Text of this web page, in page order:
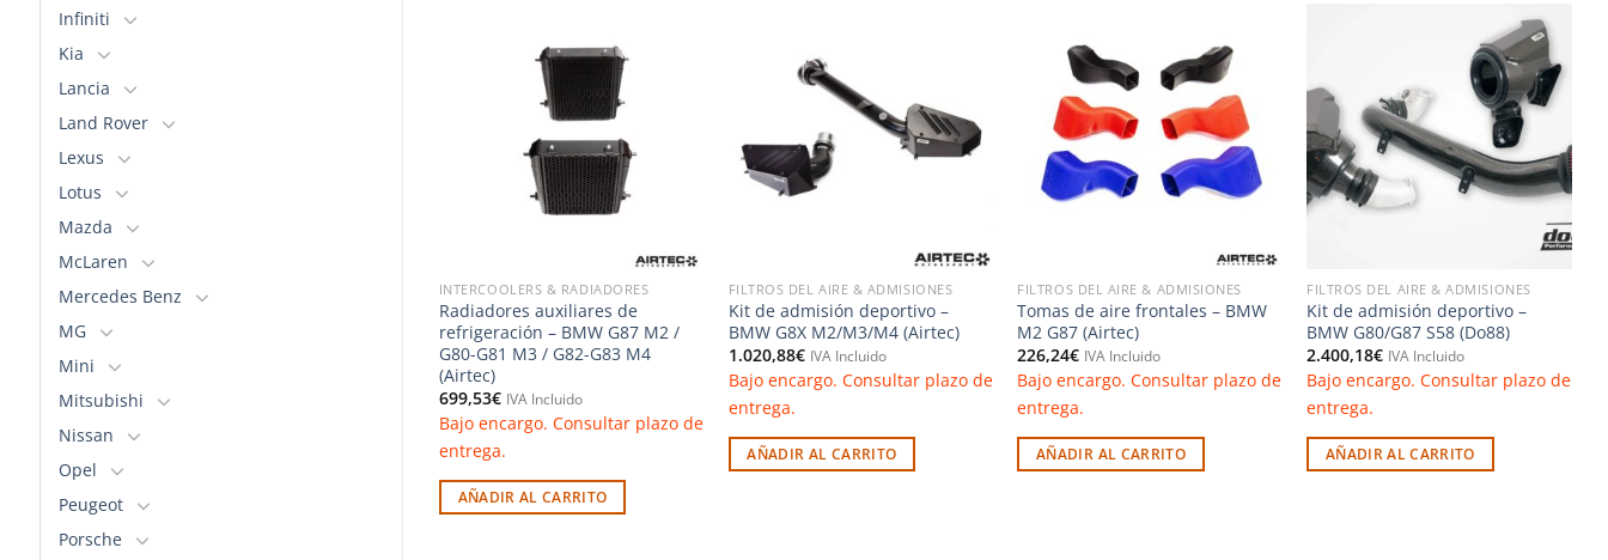
Infiniti
Kia
Lancia
Land Rover
Lexus
Lotus
Mazda
McLaren
Mercedes Benz
MG
Mini
Mitsubishi
Nissan
Opel
Peugeot
Porsche
INTERCOOLERS & RADIADORES
Radiadores auxiliares de
refrigeración – BMW G87 M2 /
G80-G81 M3 / G82-G83 M4
(Airtec)
699,53€ IVA Incluido
Bajo encargo. Consultar plazo de
entrega.
AÑADIR AL CARRITO
lista de
deseos
FILTROS DEL AIRE & ADMISIONES
Kit de admisión deportivo –
BMW G8X M2/M3/M4 (Airtec)
1.020,88€ IVA Incluido
Bajo encargo. Consultar plazo de
entrega.
AÑADIR AL CARRITO
Añadir
lista de
deseos
FILTROS DEL AIRE & ADMISIONES
Tomas de aire frontales – BMW
M2 G87 (Airtec)
226,24€ IVA Incluido
Bajo encargo. Consultar plazo de
entrega.
AÑADIR AL CARRITO
Añadir
a la
lista de
deseos
FILTROS DEL AIRE & ADMISIONES
Kit de admisión deportivo –
BMW G80/G87 S58 (Do88)
2.400,18€ IVA Incluido
Bajo encargo. Consultar plazo de
entrega.
AÑADIR AL CARRITO
a la
deseos
de
M2/M3/M4
plazo de
FILTROS DEL AIRE & ADMISIONES
Turbo inlet – BMW G8X
entrega.